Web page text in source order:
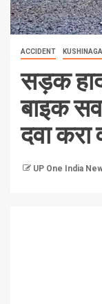
ACCIDENT
सड़क
बाइक
दवा
UP One India